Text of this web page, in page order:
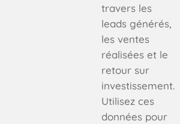
travers les
leads générés,
les ventes
réalisées et le
retour sur
investissement.
Utilisez ces
données pour